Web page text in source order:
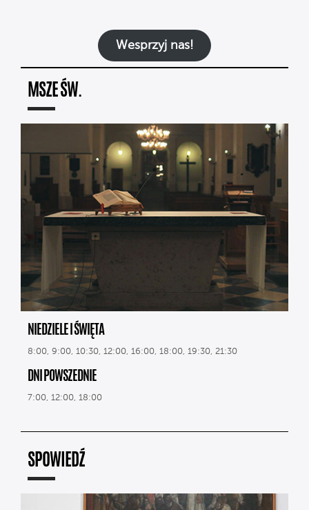
Wesprzyj nas!
MSZE ŚW.
NIEDZIELE I ŚWIĘTA
8:00, 9:00, 10:30, 12:00, 16:00, 18:00, 19:30, 21:30
DNI POWSZEDNIE
7:00, 12:00, 18:00
SPOWIEDŹ